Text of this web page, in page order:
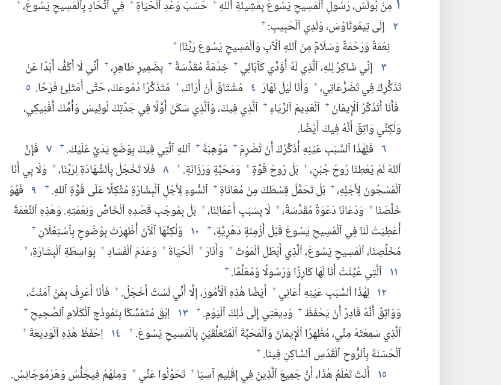
مِنْ بُولُسَ،‏ رَسُولِ ٱلْمَسِيحِ يَسُوعَ بِمَشِيئَةِ ٱللهِ + حَسَبَ وَعْدِ ٱلْحَيَاةِ + فِي ٱتِّحَادٍ بِٱلْمَسِيحِ يَسُوعَ،‏+
٢ إِلَى تِيمُوثَاوُسَ،‏ وَلَدِي ٱلْحَبِيبِ:‏ +
نِعْمَةٌ وَرَحْمَةٌ وَسَلَامٌ مِنَ ٱللهِ ٱلْآبِ وَٱلْمَسِيحِ يَسُوعَ رَبِّنَا!‏ +
٣ إِنِّي شَاكِرٌ لِلهِ،‏ ٱلَّذِي لَهُ أُؤَدِّي كَآبَائِي + خِدْمَةً مُقَدَّسَةً + بِضَمِيرٍ طَاهِرٍ،‏+ أَنِّي لَا أَكُفُّ أَبَدًا عَنْ
تَذَكُّرِكَ فِي تَضَرُّعَاتِي،‏+ وَأَنَا لَيْلَ نَهَارَ ٤ مُشْتَاقٌ أَنْ أَرَاكَ،‏+ مُتَذَكِّرًا دُمُوعَكَ،‏ حَتَّى أَمْتَلِئَ فَرَحًا.‏ ٥
فَأَنَا أَتَذَكَّرُ ٱلْإِيمَانَ + ٱلْعَدِيمَ ٱلرِّيَاءِ + ٱلَّذِي فِيكَ،‏ وَٱلَّذِي سَكَنَ أَوَّلًا فِي جَدَّتِكَ لُوئِيسَ وَأُمِّكَ أَفْنِيكِي،‏
وَلٰكِنِّي وَاثِقٌ أَنَّهُ فِيكَ أَيْضًا.‏
٦ فَلِهٰذَا ٱلسَّبَبِ عَيْنِهِ أُذَكِّرُكَ أَنْ تُضْرِمَ + مَوْهِبَةَ + ٱللهِ ٱلَّتِي فِيكَ بِوَضْعِ يَدَيَّ عَلَيْكَ.‏ + ٧ فَإِنَّ
ٱللهَ لَمْ يُعْطِنَا رُوحَ جُبْنٍ،‏+ بَلْ رُوحَ قُوَّةٍ + وَمَحَبَّةٍ وَرَزَانَةٍ.‏ + ٨ فَلَا تَخْجَلْ بِٱلشَّهَادَةِ لِرَبِّنَا،‏+ وَلَا بِي أَنَا
ٱلْمَسْجُونَ لِأَجْلِهِ،‏+ بَلْ تَحَمَّلْ قِسْطَكَ مِنْ مُعَانَاةِ + ٱلسُّوءِ لِأَجْلِ ٱلْبِشَارَةِ مُتَّكِلًا عَلَى قُوَّةِ ٱللهِ.‏ + ٩ فَهُوَ
خَلَّصَنَا + وَدَعَانَا دَعْوَةً مُقَدَّسَةً،‏+ لَا بِسَبَبِ أَعْمَالِنَا،‏+ بَلْ بِمُوجَبِ قَصْدِهِ ٱلْخَاصِّ وَنِعْمَتِهِ.‏ وَهٰذِهِ ٱلنِّعْمَةُ
أُعْطِيَتْ لَنَا فِي ٱلْمَسِيحِ يَسُوعَ قَبْلَ أَزْمِنَةٍ دَهْرِيَّةٍ،‏+ ١٠ وَلٰكِنَّهَا ٱلْآنَ أُظْهِرَتْ بِوُضُوحٍ بِٱسْتِعْلَانِ +
مُخَلِّصِنَا،‏ ٱلْمَسِيحِ يَسُوعَ،‏ ٱلَّذِي أَبْطَلَ ٱلْمَوْتَ + وَأَنَارَ+ ٱلْحَيَاةَ + وَعَدَمَ ٱلْفَسَادِ+ بِوَاسِطَةِ ٱلْبِشَارَةِ،‏+
١١ ٱلَّتِي عُيِّنْتُ أَنَا لَهَا كَارِزًا وَرَسُولًا وَمُعَلِّمًا.‏ +
١٢ لِهٰذَا ٱلسَّبَبِ عَيْنِهِ أُعَانِي + أَيْضًا هٰذِهِ ٱلْأُمُورَ،‏ إِلَّا أَنِّي لَسْتُ أَخْجَلُ.‏ + فَأَنَا أَعْرِفُ بِمَنْ آمَنْتُ،‏
وَوَاثِقٌ أَنَّهُ قَادِرٌ أَنْ يَحْفَظَ + وَدِيعَتِي إِلَى ذٰلِكَ ٱلْيَوْمِ.‏ + ١٣ اِبْقَ مُتَمَسِّكًا بِنَمُوذَجِ ٱلْكَلَامِ ٱلصَّحِيحِ +
ٱلَّذِي سَمِعْتَهُ مِنِّي،‏ مُظْهِرًا ٱلْإِيمَانَ وَٱلْمَحَبَّةَ ٱلْمُتَعَلِّقَيْنِ بِٱلْمَسِيحِ يَسُوعَ.‏ + ١٤ اِحْفَظْ هٰذِهِ ٱلْوَدِيعَةَ +
ٱلْحَسَنَةَ بِٱلرُّوحِ ٱلْقُدُسِ ٱلسَّاكِنِ فِينَا.‏ +
١٥ أَنْتَ تَعْلَمُ هٰذَا،‏ أَنَّ جَمِيعَ ٱلَّذِينَ فِي إِقْلِيمِ آسِيَا + تَحَوَّلُوا عَنِّي + وَمِنْهُمْ فِيجَلُّسُ وَهَرْمُوجَانِسُ.‏